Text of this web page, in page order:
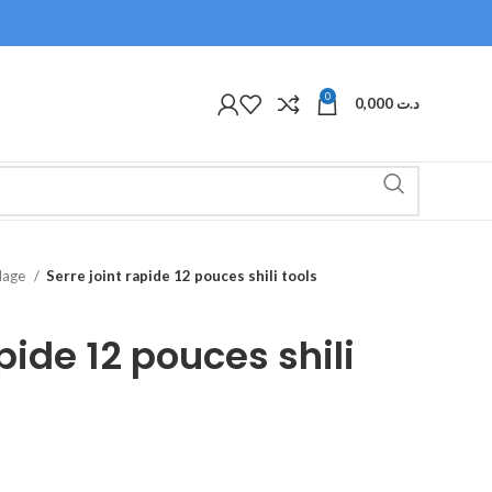
0 د.ت
Serre joint rapide 12 pouces shili tools
12 pouces shili